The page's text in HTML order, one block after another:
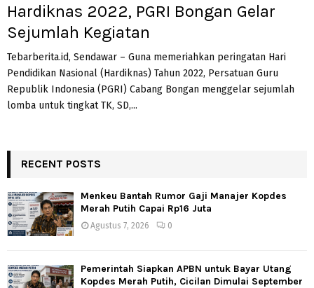
Hardiknas 2022, PGRI Bongan Gelar
Sejumlah Kegiatan
Tebarberita.id, Sendawar – Guna memeriahkan peringatan Hari
Pendidikan Nasional (Hardiknas) Tahun 2022, Persatuan Guru
Republik Indonesia (PGRI) Cabang Bongan menggelar sejumlah
lomba untuk tingkat TK, SD,...
RECENT POSTS
Menkeu Bantah Rumor Gaji Manajer Kopdes
Merah Putih Capai Rp16 Juta
Agustus 7, 2026 0
Pemerintah Siapkan APBN untuk Bayar Utang
Kopdes Merah Putih, Cicilan Dimulai September